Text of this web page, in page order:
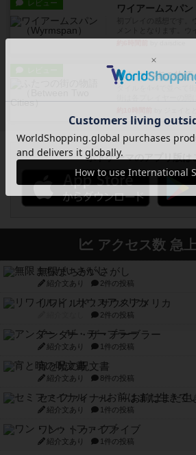
レビュー ワイアームスパン
ふたつの街の物語
ボドゲーマのアプリ版は
アクセス数 急
無限まちがいさがし
紹介文あり 2件の投稿
リワイルド：サウスアメリカ
2件の投稿
アンダー・ザ・テーブラー
紹介文あり 1件の投稿
宵と暁の呪文書
紹介文あり 8件の投稿
セミファイナル ～お前はまだ生
紹介文あり 1件の投稿
ワン・トゥ・ファイブ
紹介文あり 1件の投稿